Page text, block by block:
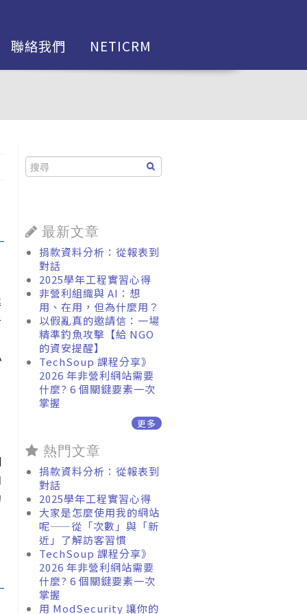
聯絡我們 NETICRM
最新文章
捐款資料分析：從報表到
對話
2025學年工程實習心得
非營利組織與 AI：想
用、在用，但為什麼用？
以假亂真的邀請信：一場
精準釣魚攻擊【給 NGO
的資安提醒】
TechSoup 課程分享》
2026 年非營利網站需要
什麼? 6 個關鍵要素一次
掌握
更多
熱門文章
捐款資料分析：從報表到
對話
2025學年工程實習心得
大家是怎麼使用我的網站
呢——從「次數」與「新
近」了解訪客習慣
TechSoup 課程分享》
2026 年非營利網站需要
什麼? 6 個關鍵要素一次
掌握
用 ModSecurity 讓你的